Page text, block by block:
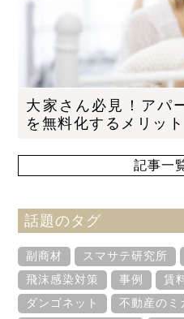
大家さん必見！アパ
を無料化するメリット
記事一
話題のタグ
副商材 スマサテ研究所
飛沫感染対策
事例 賃
ダンゴネット
不動産のミ